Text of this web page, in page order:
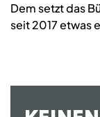
Dem setzt das
seit 2017 etwas